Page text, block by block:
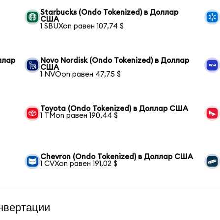
Starbucks (Ondo Tokenized) в Доллар
США
1 SBUXon равен 107,74 $
Novo Nordisk (Ondo Tokenized) в Доллар
США
1 NVOon равен 47,75 $
Toyota (Ondo Tokenized) в Доллар США
1 TMon равен 190,44 $
Chevron (Ondo Tokenized) в Доллар США
1 CVXon равен 191,02 $